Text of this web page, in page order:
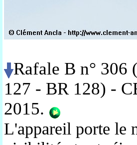
Rafale B n°
127 - BR 128) -
2015.
L'appareil porte le